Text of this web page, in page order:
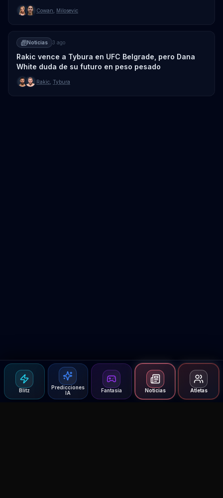
Blitz
Predicciones
IA
Fantasía Noticias Atletas
Cowan Milosevic
Noticias 3 ago
Rakic vence a Tybura en UFC Belgrade, pero Dana
White duda de su futuro en peso pesado
Rakic Tybura